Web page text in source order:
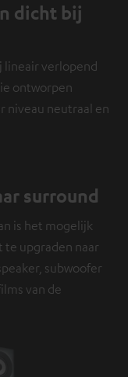
dicht bij
lineair verlopend
ontworpen
niveau neutraal en
surround
is het mogelijk
upgraden naar
subwoofer
van de